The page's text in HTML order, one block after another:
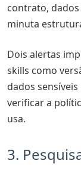
contrato, dados
minuta
Dois alertas
skills como
dados
verificar a
usa.
3.